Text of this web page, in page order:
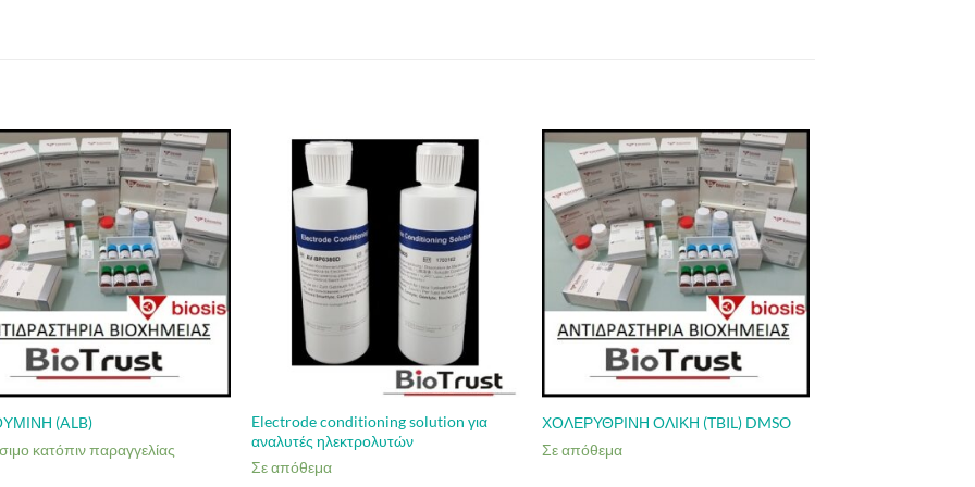
(ALB)
κατόπιν παραγγελίας
Electrode conditioning solution για
αναλυτές ηλεκτρολυτών
Σε απόθεμα
ΧΟΛΕΡΥΘΡΙΝΗ ΟΛΙΚΗ (TBIL) DMSO
Σε απόθεμα